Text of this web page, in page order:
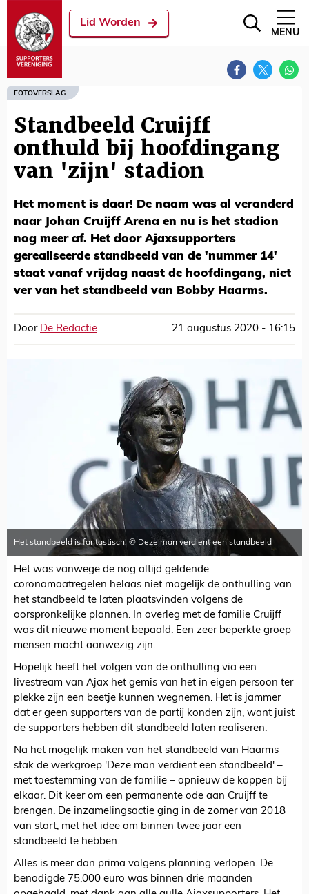
Lid Worden
MENU
FOTOVERSLAG
Standbeeld Cruijff
onthuld bij hoofdingang
van 'zijn' stadion
Het moment is daar! De naam was al veranderd
naar Johan Cruijff Arena en nu is het stadion
nog meer af. Het door Ajaxsupporters
gerealiseerde standbeeld van de 'nummer 14'
staat vanaf vrijdag naast de hoofdingang, niet
ver van het standbeeld van Bobby Haarms.
Door De Redactie 21 augustus 2020 - 16:15
Het standbeeld is fantastisch! © Deze man verdient een standbeeld
Het was vanwege de nog altijd geldende
coronamaatregelen helaas niet mogelijk de onthulling van
het standbeeld te laten plaatsvinden volgens de
oorspronkelijke plannen. In overleg met de familie Cruijff
was dit nieuwe moment bepaald. Een zeer beperkte groep
mensen mocht aanwezig zijn.
Hopelijk heeft het volgen van de onthulling via een
livestream van Ajax het gemis van het in eigen persoon ter
plekke zijn een beetje kunnen wegnemen. Het is jammer
dat er geen supporters van de partij konden zijn, want juist
de supporters hebben dit standbeeld laten realiseren.
Na het mogelijk maken van het standbeeld van Haarms
stak de werkgroep 'Deze man verdient een standbeeld' –
met toestemming van de familie – opnieuw de koppen bij
elkaar. Dit keer om een permanente ode aan Cruijff te
brengen. De inzamelingsactie ging in de zomer van 2018
van start, met het idee om binnen twee jaar een
standbeeld te hebben.
Alles is meer dan prima volgens planning verlopen. De
benodigde 75.000 euro was binnen drie maanden